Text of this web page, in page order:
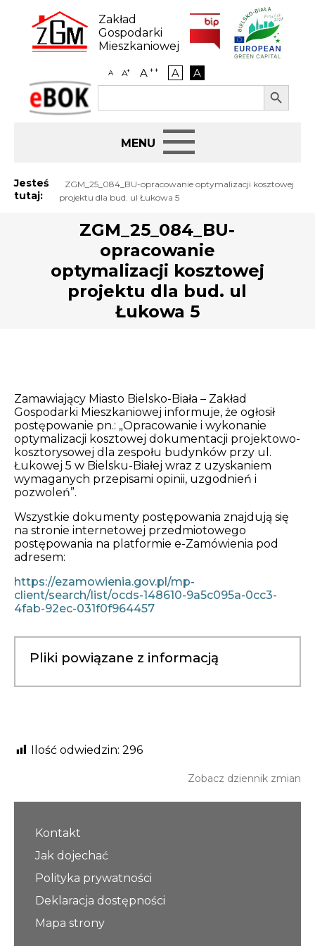
content
Zakład
Gospodarki
Mieszkaniowej
A A+ A++ A A
eBOK
Search
Search Button
Jak załatwić sprawę
Najem i dzierżawa
Opłaty i rozliczenia
Remonty budynków
Zamówienia publiczne
Prawo
Jesteś
tutaj:
ZGM_25_084_BU-opracowanie optymalizacji kosztowej
projektu dla bud. ul Łukowa 5
ZGM_25_084_BU-
opracowanie
optymalizacji kosztowej
projektu dla bud. ul
Łukowa 5
Zamawiający Miasto Bielsko-Biała – Zakład
Gospodarki Mieszkaniowej informuje, że ogłosił
postępowanie pn.: „Opracowanie i wykonanie
optymalizacji kosztowej dokumentacji projektowo-
kosztorysowej dla zespołu budynków przy ul.
Łukowej 5 w Bielsku-Białej wraz z uzyskaniem
wymaganych przepisami opinii, uzgodnień i
pozwoleń”.
Wszystkie dokumenty postępowania znajdują się
na stronie internetowej przedmiotowego
postępowania na platformie e-Zamówienia pod
adresem:
https://ezamowienia.gov.pl/mp-
client/search/list/ocds-148610-9a5c095a-0cc3-
4fab-92ec-031f0f964457
Pliki powiązane z informacją
Ilość odwiedzin: 296
Zobacz dziennik zmian
Kontakt
Jak dojechać
Polityka prywatności
Deklaracja dostępności
Mapa strony